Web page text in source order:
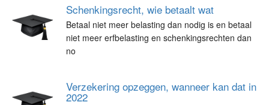
Schenkingsrecht, wie betaalt wat
Betaal niet meer belasting dan nodig is en betaal
niet meer erfbelasting en schenkingsrechten dan
no
Verzekering opzeggen, wanneer kan dat in
2022